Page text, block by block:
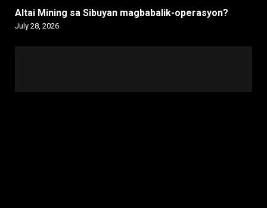
Altai Mining sa Sibuyan magbabalik-operasyon?
July 28, 2026